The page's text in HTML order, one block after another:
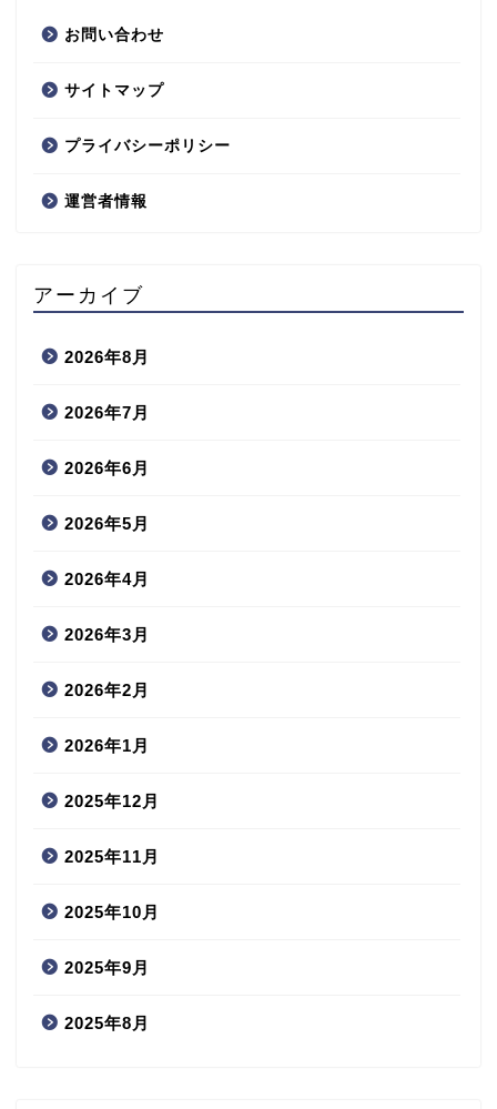
お問い合わせ
サイトマップ
プライバシーポリシー
運営者情報
アーカイブ
2026年8月
2026年7月
2026年6月
2026年5月
2026年4月
2026年3月
2026年2月
2026年1月
2025年12月
2025年11月
2025年10月
2025年9月
2025年8月